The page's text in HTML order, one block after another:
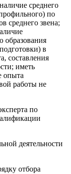
среднего
по
среднего звена;
образования
в
составления
иметь
опыта
работы не
по
деятельности
отбора